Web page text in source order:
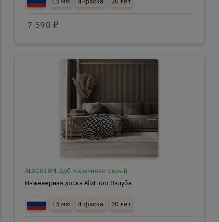
7 590 ₽
ALX1038PL Дуб Коричнево-серый
Инженерная доска AlixFloor Палуба
15 мм 4-фаска 20 лет